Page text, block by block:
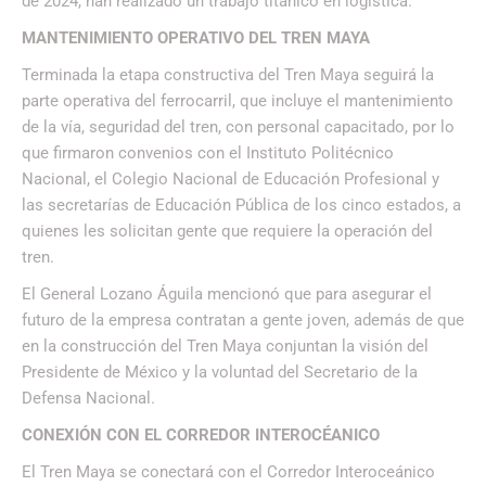
MANTENIMIENTO OPERATIVO DEL TREN MAYA
Terminada la etapa constructiva del Tren Maya seguirá la
parte operativa del ferrocarril, que incluye el mantenimiento
de la vía, seguridad del tren, con personal capacitado, por lo
que firmaron convenios con el Instituto Politécnico
Nacional, el Colegio Nacional de Educación Profesional y
las secretarías de Educación Pública de los cinco estados, a
quienes les solicitan gente que requiere la operación del
tren.
El General Lozano Águila mencionó que para asegurar el
futuro de la empresa contratan a gente joven, además de que
en la construcción del Tren Maya conjuntan la visión del
Presidente de México y la voluntad del Secretario de la
Defensa Nacional.
CONEXIÓN CON EL CORREDOR INTEROCÉANICO
El Tren Maya se conectará con el Corredor Interoceánico